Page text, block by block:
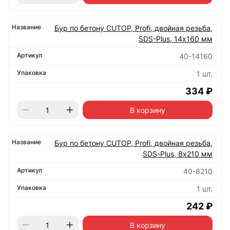
Бур по бетону CUTOP, Profi, двойная резьба,
SDS-Plus, 14х160 мм
40-14160
1 шт.
334 ₽
В корзину
Бур по бетону CUTOP, Profi, двойная резьба,
SDS-Plus, 8х210 мм
40-8210
1 шт.
242 ₽
В корзину